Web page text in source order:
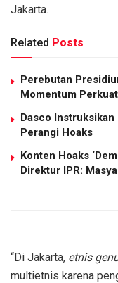
Jakarta.
Related Posts
Perebutan
Momentum
Dasco Instruksikan
Perangi Hoaks
Konten Hoaks
Direktur IPR:
“Di Jakarta, etnis
multietnis karena